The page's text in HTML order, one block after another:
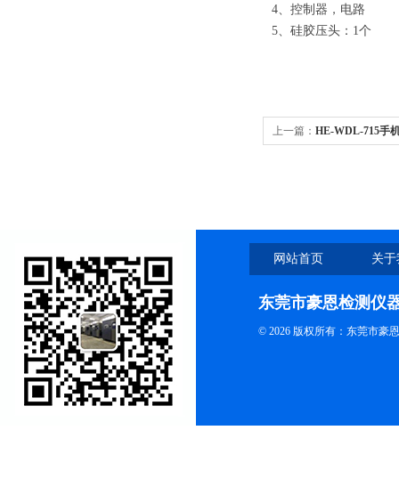
4、控制器，电路
5、硅胶压头：1个
上一篇： HE-WDL-715手
网站首页 关
东莞市豪恩检测仪
© 2026 版权所有：东莞市豪